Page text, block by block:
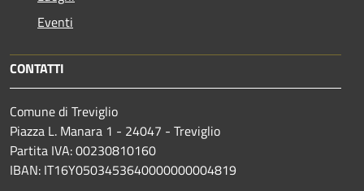
Eventi
CONTATTI
Comune di Treviglio
Piazza L. Manara 1 - 24047 - Treviglio
Partita IVA: 00230810160
IBAN: IT16Y0503453640000000004819